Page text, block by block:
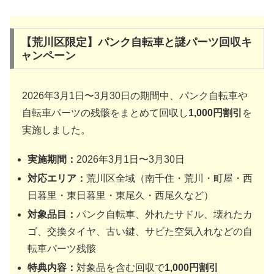
【荒川区限定】パンク自転車と謎パーツ回収キ
ャンペーン
2026年3月1日〜3月30日の期間中、パンク自転車や
自転車パーツの残骸をまとめて回収し1,000円割引 を
実施しました。
実施期間： 2026年3月1日〜3月30日
対応エリア：荒川区全域（南千住・荒川・町屋・西
日暮里・東日暮里・東尾久・西尾久など）
対象品目：パンク自転車、外れたサドル、壊れたカ
ゴ、交換タイヤ、古い鍵、サビた空気入れなどの自
転車パーツ残骸
特典内容： 対象品を含む回収で1,000円割引